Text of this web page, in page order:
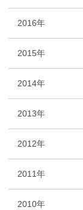
2016年
2015年
2014年
2013年
2012年
2011年
2010年